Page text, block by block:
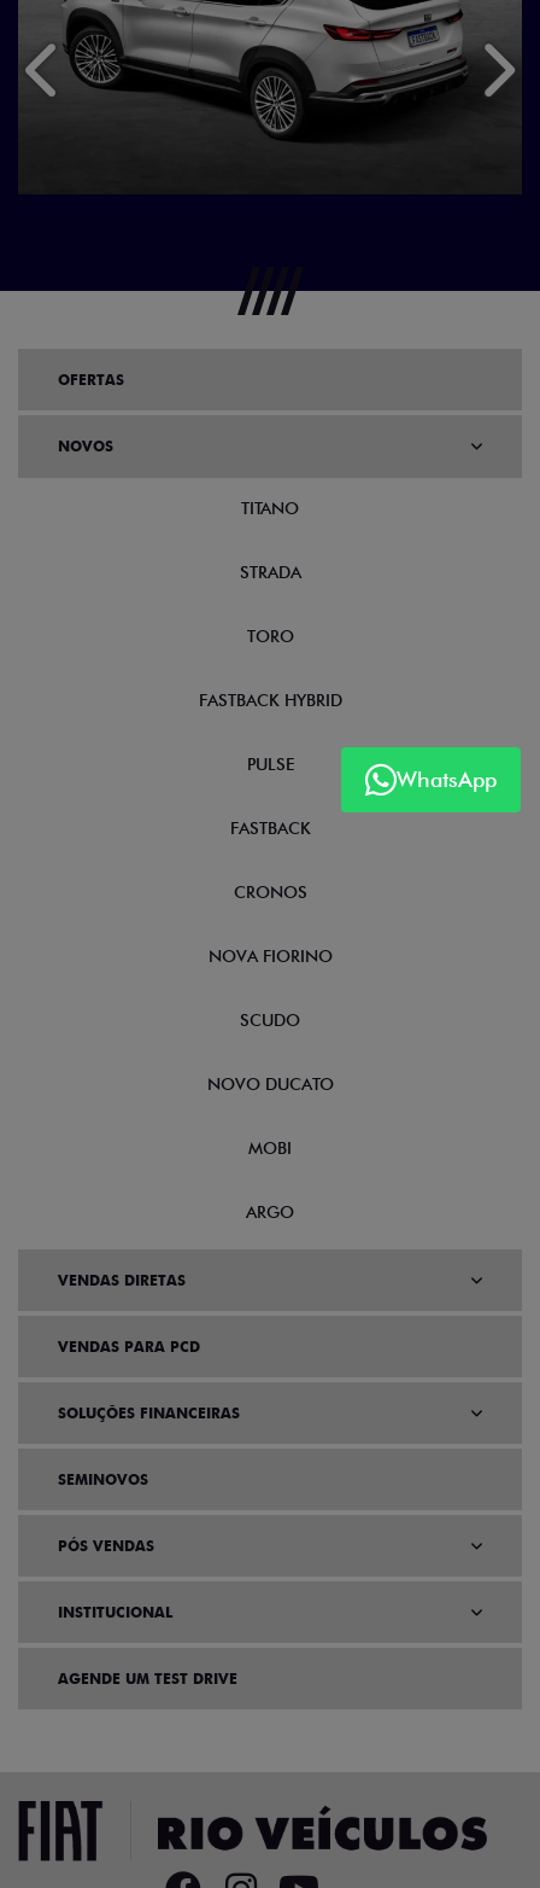
Anterior
WhatsApp
OFERTAS
NOVOS
TITANO
STRADA
TORO
FASTBACK HYBRID
PULSE
FASTBACK
CRONOS
NOVA FIORINO
SCUDO
NOVO DUCATO
MOBI
ARGO
VENDAS DIRETAS
VENDAS PARA PCD
SOLUÇÕES FINANCEIRAS
SEMINOVOS
PÓS VENDAS
INSTITUCIONAL
AGENDE UM TEST DRIVE